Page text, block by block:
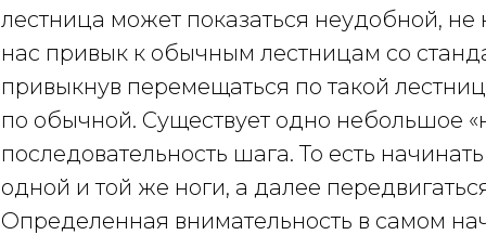
лестница может показаться неудобной,
нас привык к обычным лестницам со
привыкнув перемещаться по такой
по обычной. Существует одно небольшое
последовательность шага. То есть
одной и той же ноги, а далее
Определенная внимательность в самом